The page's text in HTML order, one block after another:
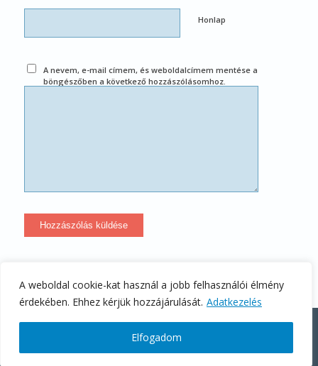
A weboldal cookie-kat használ a jobb felhasználói élmény
érdekében. Ehhez kérjük hozzájárulását. Adatkezelés
Elfogadom
Honlap
A nevem, e-mail címem, és weboldalcímem mentése a
böngészőben a következő hozzászólásomhoz.
Adatkezelési Tájékoztató
Általános Szerződési Feltételek